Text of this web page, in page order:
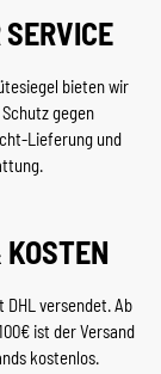
bieten wir
gegen
Lieferung und
DHL versendet. Ab
ist der Versand
kostenlos.